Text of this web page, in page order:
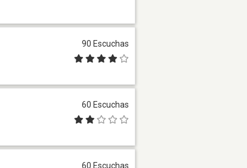
90 Escuchas
60 Escuchas
60 Escuchas